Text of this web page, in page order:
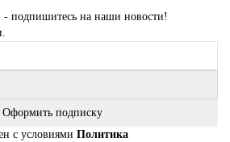
- подпишитесь на наши новости!
Оформить подписку
с условиями Политика